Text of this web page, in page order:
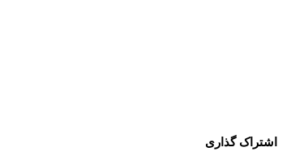
اشتراک گذاری